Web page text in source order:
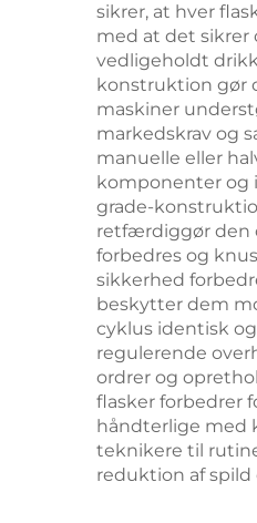
sikrer, at hver
med at det sikrer
vedligeholdt
konstruktion gør
maskiner
markedskrav og
manuelle eller
komponenter og
grade-
retfærdiggør den
forbedres og
sikkerhed
beskytter dem
cyklus identisk
regulerende
ordrer og
flasker forbedrer
håndterlige med
teknikere til
reduktion af